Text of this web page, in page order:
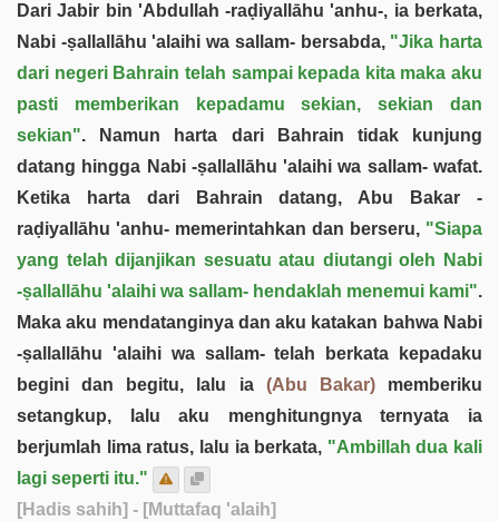
Dari Jabir bin 'Abdullah -raḍiyallāhu 'anhu-, ia berkata,
Nabi -ṣallallāhu 'alaihi wa sallam- bersabda, "Jika harta
dari negeri Bahrain telah sampai kepada kita maka aku
pasti memberikan kepadamu sekian, sekian dan
sekian". Namun harta dari Bahrain tidak kunjung
datang hingga Nabi -ṣallallāhu 'alaihi wa sallam- wafat.
Ketika harta dari Bahrain datang, Abu Bakar -
raḍiyallāhu 'anhu- memerintahkan dan berseru, "Siapa
yang telah dijanjikan sesuatu atau diutangi oleh Nabi
-ṣallallāhu 'alaihi wa sallam- hendaklah menemui kami".
Maka aku mendatanginya dan aku katakan bahwa Nabi
-ṣallallāhu 'alaihi wa sallam- telah berkata kepadaku
begini dan begitu, lalu ia (Abu Bakar)memberiku
setangkup, lalu aku menghitungnya ternyata ia
berjumlah lima ratus, lalu ia berkata, "Ambillah dua kali
lagi seperti itu."
[Hadis sahih] - [Muttafaq 'alaih]